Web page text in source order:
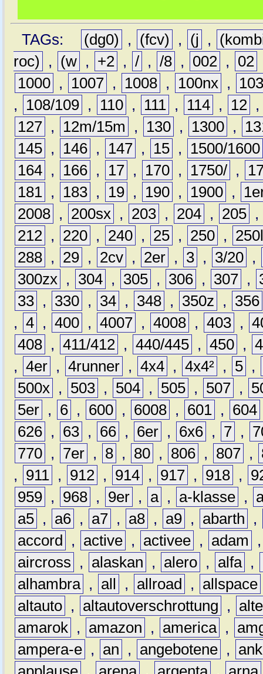
TAGs: (dg0) , (fcv) , (j ,
roc)
, (w , +2 , / , /8 , 002 , 02
1000 , 1007 , 1008 , 100nx ,
,
108/109 , 110 , 111 , 114 , 12
127 , 12m/15m , 130 , 1300 ,
145 , 146 , 147 , 15 ,
1500/1600
164 , 166 , 17 , 170 , 1750/ ,
181 , 183 , 19 , 190 , 1900 ,
2008 , 200sx , 203 , 204 , 205 ,
212 , 220 , 240 , 25 , 250 ,
288 , 29 , 2cv , 2er , 3 , 3/20 ,
300zx , 304 , 305 , 306 , 307 ,
33 , 330 , 34 , 348 , 350z ,
356
, 4 , 400 , 4007 , 4008 , 403 ,
408 , 411/412 , 440/445 , 450 ,
, 4er , 4runner , 4x4 , 4x4² , 5 ,
500x , 503 , 504 , 505 , 507 ,
5er , 6 , 600 , 6008 , 601 , 604
626 , 63 , 66 , 6er , 6x6 , 7 ,
770 , 7er , 8 , 80 , 806 , 807 ,
,
911 , 912 , 914 , 917 , 918 ,
959 , 968 , 9er , a , a-klasse ,
a5 , a6 , a7 , a8 , a9 , abarth
,
accord
, active , activee , adam
aircross
, alaskan , alero , alfa ,
alhambra , all , allroad , allspace
altauto , altautoverschrottung ,
amarok , amazon , america ,
ampera-e , an , angebotene ,